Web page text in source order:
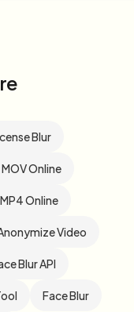
Blur
Online
Online
Video
Blur API
Face Blur